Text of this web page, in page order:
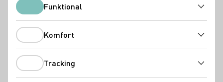
buchen. Das Gut Cantzheim bietet regelmäßig
Gourmetveranstaltungen und Kulturevents an. Hier kann
man sich zum Newsletter anmelden, um nichts zu
verpassen: https://weingut-cantzheim.de/newsletter/
Erzeugnisse
Sekt Wein
FunktionalFunktional
Komfort
Tracking